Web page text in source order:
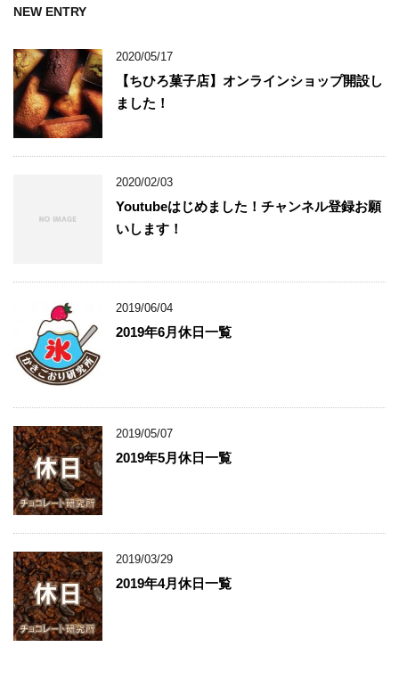
NEW ENTRY
2020/05/17
【ちひろ菓子店】オンラインショップ開設し
ました！
2020/02/03
Youtubeはじめました！チャンネル登録お願
いします！
2019/06/04
2019年6月休日一覧
2019/05/07
2019年5月休日一覧
2019/03/29
2019年4月休日一覧